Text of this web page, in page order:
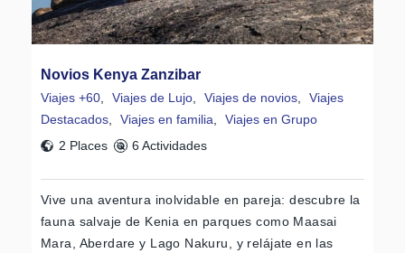
Novios Kenya Zanzibar
Viajes +60 Viajes de Lujo Viajes de novios
Viajes
Destacados
Viajes en familia
Viajes en Grupo
2 Places
6 Actividades
Vive una aventura inolvidable en pareja: descubre la
fauna salvaje de Kenia en parques como Maasai
Mara, Aberdare y Lago Nakuru, y relájate en las